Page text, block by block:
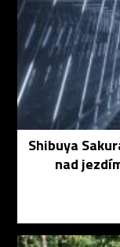
Shibuya
nad